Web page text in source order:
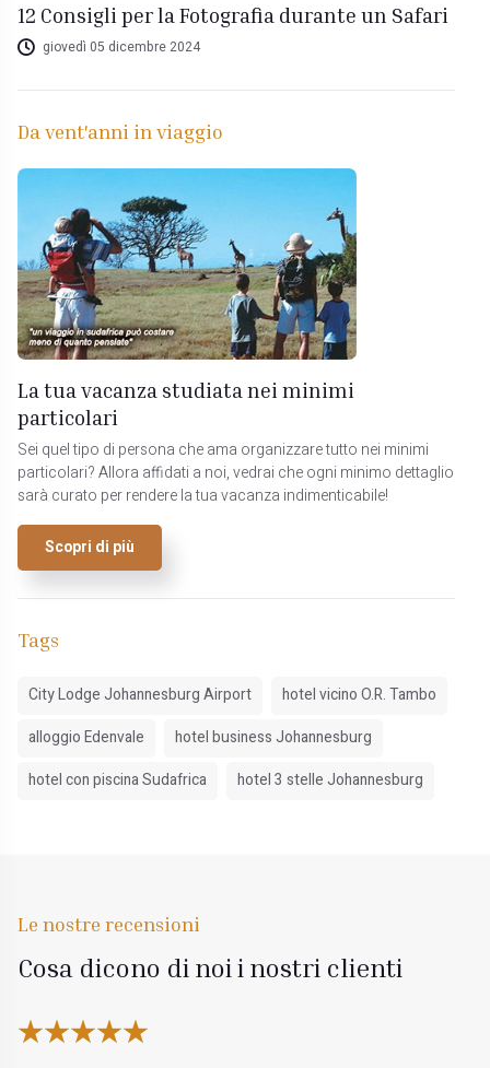
12 Consigli per la Fotografia durante un Safari
giovedì 05 dicembre 2024
Da vent'anni in viaggio
La tua vacanza studiata nei minimi
particolari
Sei quel tipo di persona che ama organizzare tutto nei minimi
particolari? Allora affidati a noi, vedrai che ogni minimo dettaglio
sarà curato per rendere la tua vacanza indimenticabile!
Scopri di più
Tags
City Lodge Johannesburg Airport
hotel vicino O.R. Tambo
alloggio Edenvale
hotel business Johannesburg
hotel con piscina Sudafrica
hotel 3 stelle Johannesburg
Le nostre recensioni
Cosa dicono di noi i nostri clienti